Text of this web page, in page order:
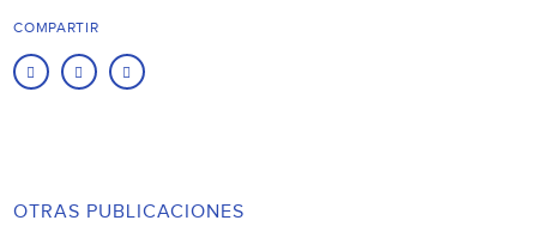
COMPARTIR
OTRAS PUBLICACIONES